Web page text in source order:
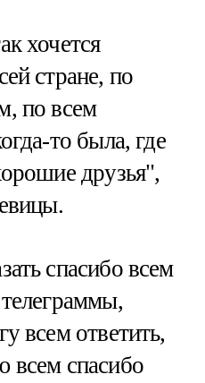
хочется
стране, по
по всем
то была, где
друзья",
спасибо всем
всем ответить,
всем спасибо